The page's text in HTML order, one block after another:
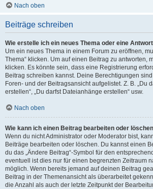
Nach oben
Beiträge schreiben
Wie erstelle ich ein neues Thema oder eine
Um ein neues Thema in einem Forum zu eröffnen,
Thema“ klicken. Um auf einen Beitrag zu antworten,
klicken. Es könnte sein, dass eine Registrierung
Beitrag schreiben kannst. Deine Berechtigungen
Foren- und der Beitragsansicht aufgelistet. Z. B. „Du
erstellen“, „Du darfst Dateianhänge erstellen“ usw.
Nach oben
Wie kann ich einen Beitrag bearbeiten oder
Wenn du nicht Administrator oder Moderator bist,
Beiträge bearbeiten oder löschen. Du kannst einen
du das „Ändere Beitrag“-Symbol für den
eventuell ist dies nur für einen begrenzten Zeitraum
möglich. Wenn bereits jemand auf deinen Beitrag
Beitrag in der Themenansicht als überarbeitet
die Anzahl als auch der letzte Zeitpunkt der